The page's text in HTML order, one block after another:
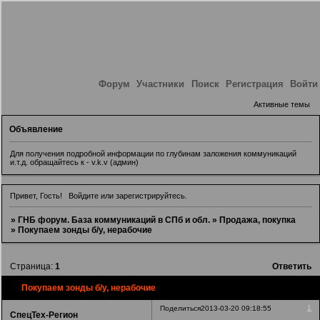
Форум Участники Поиск Регистрация Войти
Активные темы
Объявление
Для получения подробной информации по глубинам заложения коммуникаций
и.т.д. обращайтесь к - v.k.v (админ)
Привет, Гость! Войдитеили зарегистрируйтесь.
» ГНБ форум. База коммуникаций в СПб и обл. » Продажа, покупка
» Покупаем зонды б/у, нерабочие
Покупаем зонды б/у, нерабочие
Страница:1 Ответить
Поделиться 1
2013-03-20 09:18:55
СпецТех-Регион